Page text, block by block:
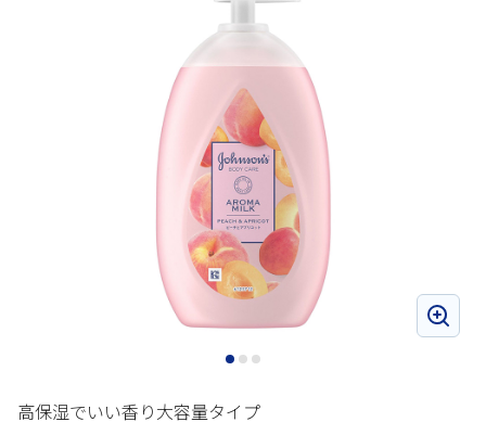
高保湿でいい香り大容量タイプ